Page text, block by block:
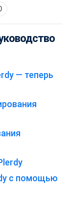
— теперь
с помощью